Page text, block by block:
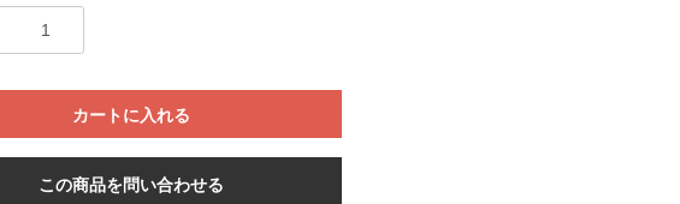
カートに入れる
この商品を問い合わせる